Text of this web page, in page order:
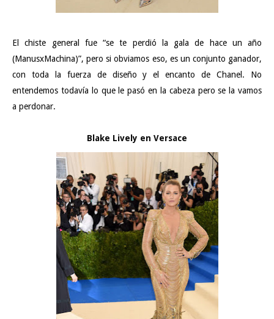
El chiste general fue “se te perdió
la gala de hace un año
(ManusxMachina)”, pero si obviamos eso, es un conjunto ganador,
con toda la fuerza de diseño y el encanto de Chanel. No
entendemos todavía lo que le pasó en la cabeza pero se la vamos
a perdonar.
Blake Lively en Versace